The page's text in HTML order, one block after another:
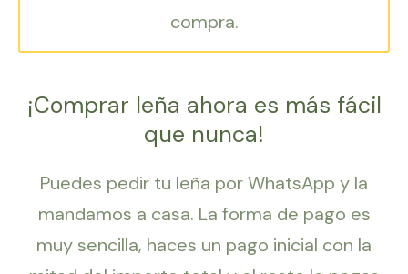
compra.
¡Comprar leña ahora es más fácil
que nunca!
Puedes pedir tu leña por WhatsApp y la
mandamos a casa. La forma de pago es
muy sencilla, haces un pago inicial con la